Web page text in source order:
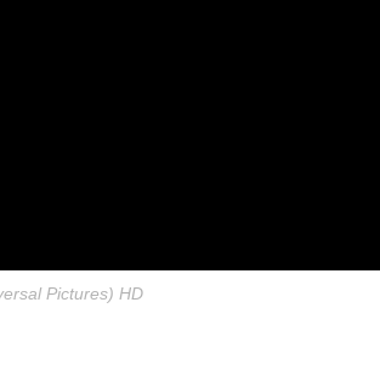
Pictures) HD